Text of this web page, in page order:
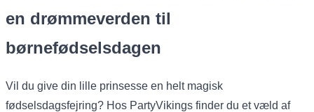
en drømmeverden til
børnefødselsdagen
Vil du give din lille prinsesse en helt magisk
fødselsdagsfejring? Hos PartyVikings finder du et væld af